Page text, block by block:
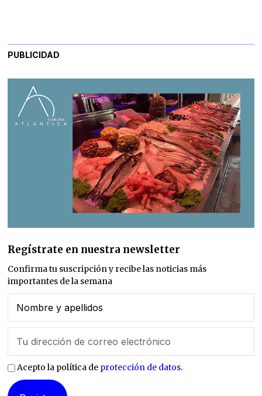
PUBLICIDAD
Regístrate en nuestra newsletter
Confirma tu suscripción y recibe las noticias más
importantes de la semana
Acepto la política de protección de datos.